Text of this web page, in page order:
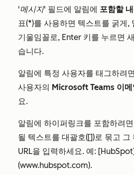
'메시지' 필드에 알림에 포함할
표(*)를 사용하면 텍스트를 굵게,
기울임꼴로, Enter 키를 누르면
습니다.
알림에 특정 사용자를 태그하려면
사용자의 Microsoft Teams 이메
요.
알림에 하이퍼링크를 포함하려
될 텍스트를 대괄호([])로 묶고 그
URL을 입력하세요. 예:
(www.hubspot.com).